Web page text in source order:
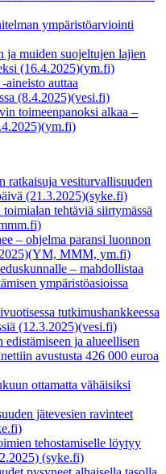
ympäristöarviointi
ja muiden suojeltujen lajien
(16.4.2025)(ym.fi)
aineisto auttaa
(8.4.2025)(vesi.fi)
toimeenpanoksi alkaa –
ratkaisuja vesiturvallisuuden
(21.3.2025)(syke.fi)
tehtäviä siirtymässä
– ohjelma paransi luonnon
MMM, ym.fi)
– mahdollistaa
ympäristöasioissa
tutkimushankkeessa
(12.3.2025)(vesi.fi)
ja alueellisen
avustusta 426 000 euroa
ottamatta vähäisiksi
jätevesien ravinteet
tehostamiselle löytyy
(syke.fi)